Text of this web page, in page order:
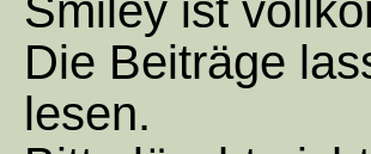
Smiley ist
Die Beiträge
lesen.